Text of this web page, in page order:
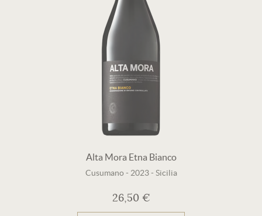
Alta Mora Etna Bianco
Cusumano - 2023- Sicilia
26,50 €